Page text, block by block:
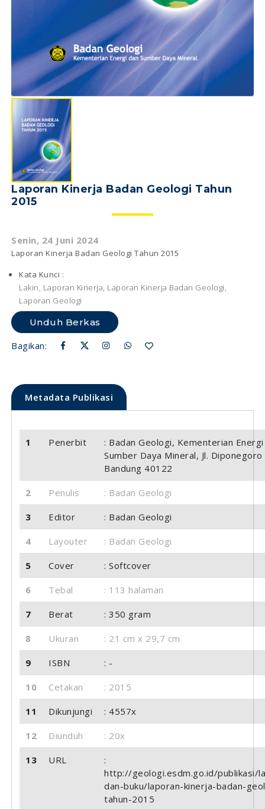
Laporan Kinerja Badan Geologi Tahun
2015
Senin, 24 Juni 2024
Laporan Kinerja Badan Geologi Tahun 2015
Kata Kunci :
Lakin, Laporan Kinerja, Laporan Kinerja Badan Geologi,
Laporan Geologi
Unduh Berkas
Bagikan:
Metadata Publikasi
1 Penerbit
: Badan Geologi, Kementerian
Sumber Daya Mineral, Jl.
Bandung 40122
2 Penulis : Badan Geologi
3 Editor : Badan Geologi
4 Layouter : Badan Geologi
5 Cover : Softcover
6 Tebal : 113 halaman
7 Berat : 350 gram
8 Ukuran : 21 cm x 29,7 cm
9 ISBN : -
10 Cetakan : 2015
11 Dikunjungi : 4557x
12 Diunduh : 20x
13 URL
:
http://geologi.esdm.go.id/publikasi/
dan-buku/laporan-kinerja-badan-
tahun-2015